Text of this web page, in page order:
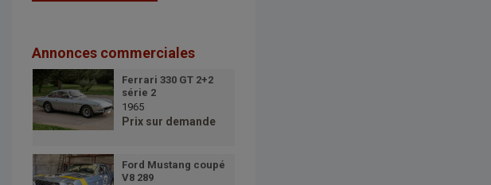
Annonces commerciales
Ferrari 330 GT 2+2
série 2
1965
Prix sur demande
Ford Mustang coupé
V8 289